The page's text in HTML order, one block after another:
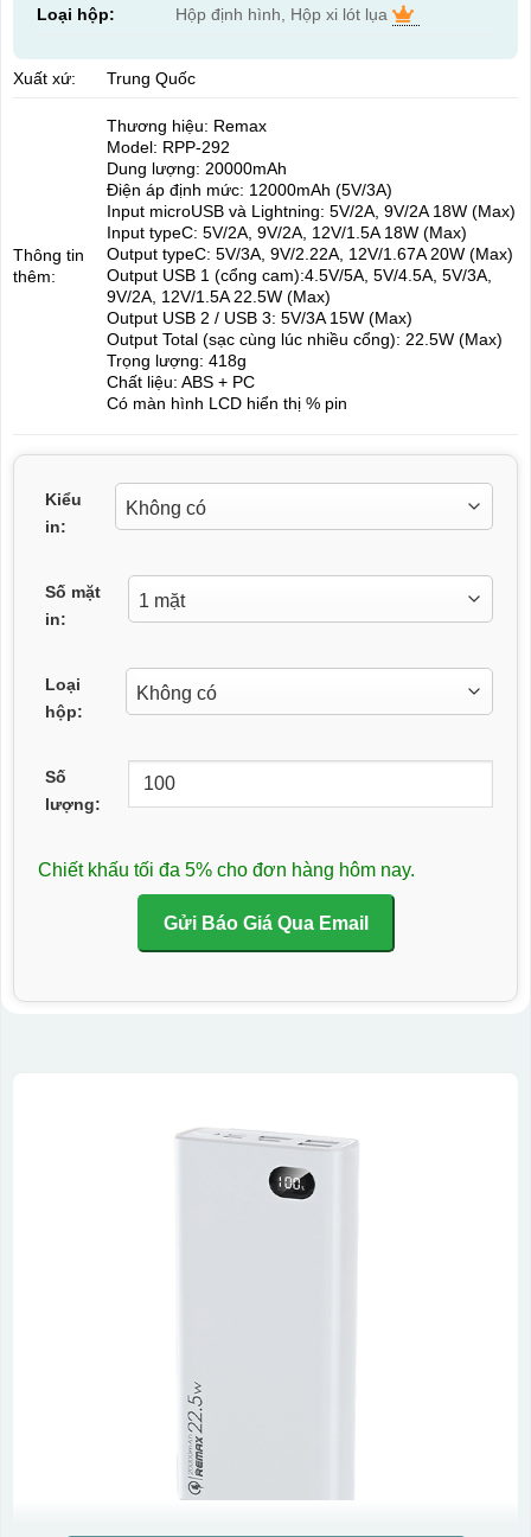
Loại hộp: Hộp định hình, Hộp xi lót lụa
Xuất xứ: Trung Quốc
Thông tin
thêm:
Thương hiệu: Remax
Model: RPP-292
Dung lượng: 20000mAh
Điện áp định mức: 12000mAh (5V/3A)
Input microUSB và Lightning: 5V/2A, 9V/2A 18W (Max)
Input typeC: 5V/2A, 9V/2A, 12V/1.5A 18W (Max)
Output typeC: 5V/3A, 9V/2.22A, 12V/1.67A 20W (Max)
Output USB 1 (cổng cam):4.5V/5A, 5V/4.5A, 5V/3A,
9V/2A, 12V/1.5A 22.5W (Max)
Output USB 2 / USB 3: 5V/3A 15W (Max)
Output Total (sạc cùng lúc nhiều cổng): 22.5W (Max)
Trọng lượng: 418g
Chất liệu: ABS + PC
Có màn hình LCD hiển thị % pin
Kiểu
in:
Số mặt
in:
Loại
hộp:
Số
lượng:
Chiết khấu tối đa 5% cho đơn hàng hôm nay.
Gửi Báo Giá Qua Email